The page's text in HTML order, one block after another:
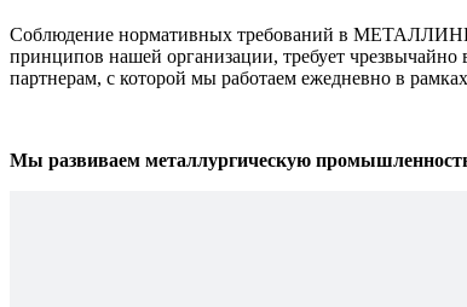
Соблюдение нормативных требований в
принципов нашей организации, требует чрезвычайно
партнерам, с которой мы работаем ежедневно в
Мы развиваем металлургическую